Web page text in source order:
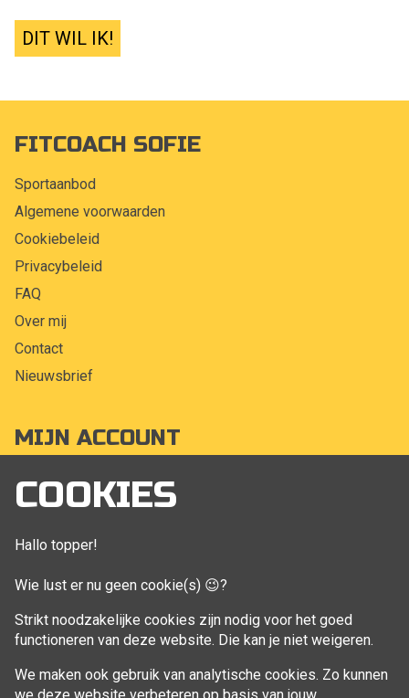
COOKIES
Hallo topper!
Wie lust er nu geen cookie(s) 😉?
Strikt noodzakelijke cookies zijn nodig voor het goed
functioneren van deze website. Die kan je niet weigeren.
We maken ook gebruik van analytische cookies. Zo kunnen
DIT WIL IK!
FITCOACH SOFIE
Sportaanbod
Algemene voorwaarden
Cookiebeleid
Privacybeleid
FAQ
Over mij
Contact
Nieuwsbrief
MIJN ACCOUNT
Mijn account
Bestellingen
Aankoop beheren
VOLG MIJ
Facebook